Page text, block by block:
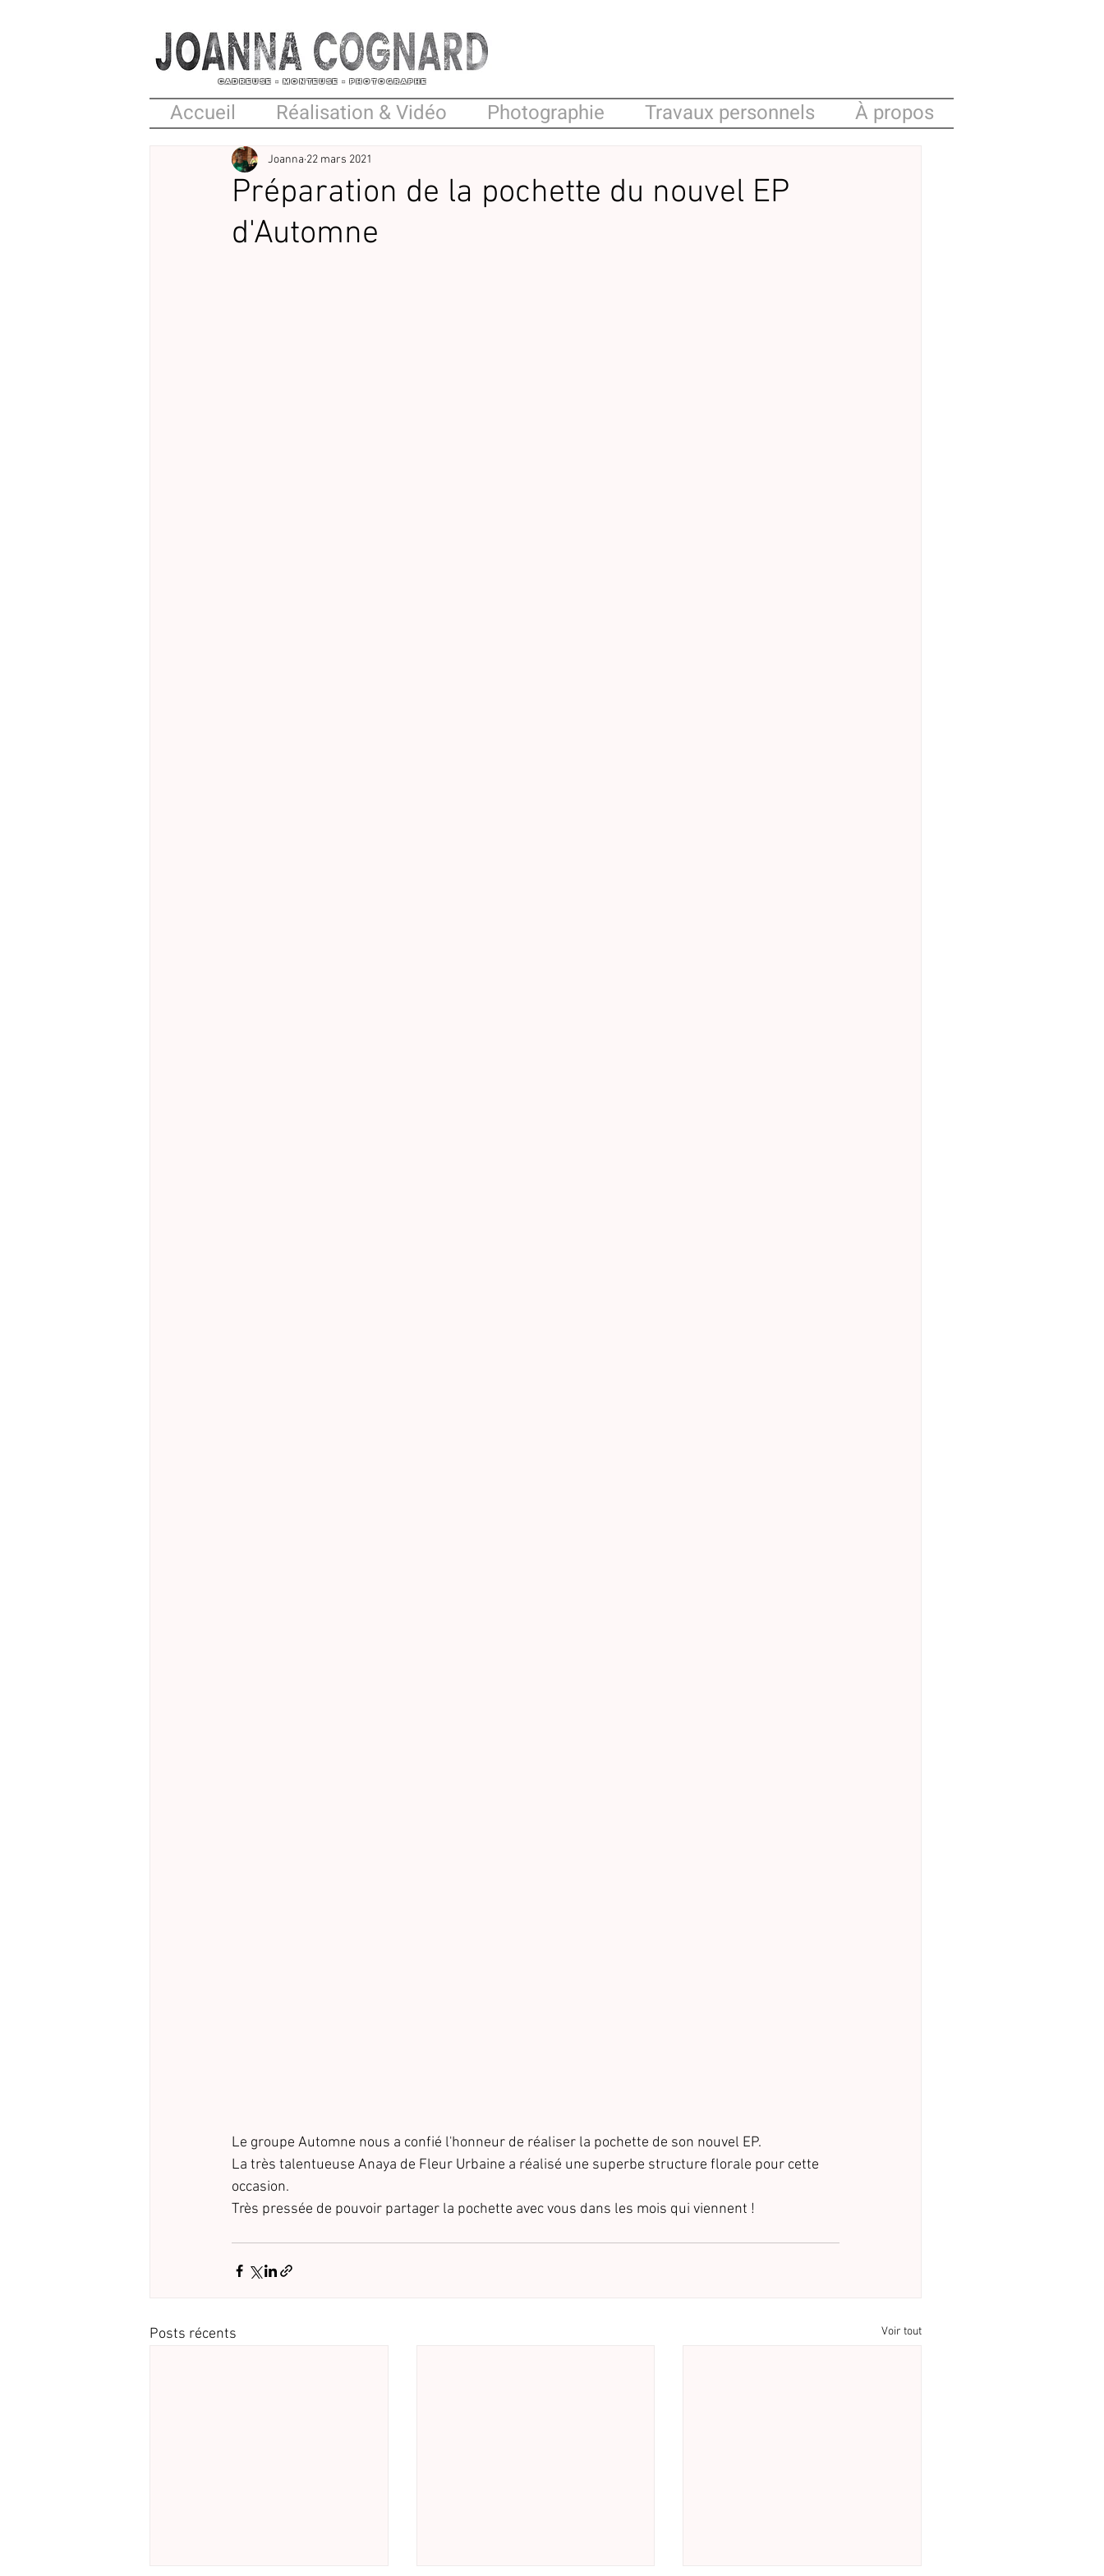
CADREUSE - MONTEUSE - Photographe
Accueil Réalisation & Vidéo Photographie Travaux personnels À propos
Préparation de la pochette du nouvel EP
d'Automne
Joanna 22 mars 2021
Le groupe Automne nous a confié l'honneur de réaliser la pochette de son nouvel EP.
La très talentueuse Anaya de Fleur Urbaine a réalisé une superbe structure florale pour cette
occasion.
Très pressée de pouvoir partager la pochette avec vous dans les mois qui viennent !
Posts récents Voir tout